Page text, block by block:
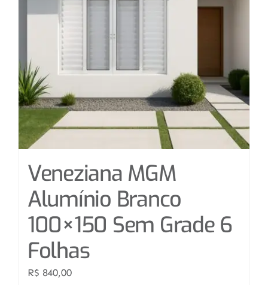
Veneziana MGM
Alumínio Branco
100×150 Sem Grade 6
Folhas
R$ 840,00